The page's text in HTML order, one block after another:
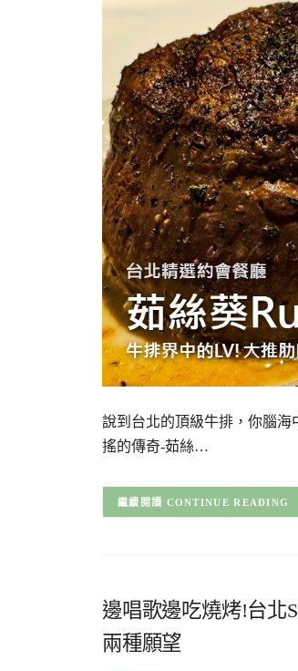
說到台北的頂級牛排，你腦
搖的傳奇-茹絲…
CONTINUE READING
邊唱歌邊吃燒烤!台北
兩種願望